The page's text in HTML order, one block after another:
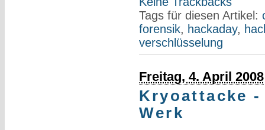
Tags für diesen Artikel:
forensik, hackaday,
verschlüsselung
Freitag, 4. April 2008
Kryoattacke -
Werk